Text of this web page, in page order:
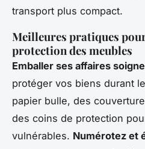
transport plus compact.
Meilleures pratiques
protection des meubles
Emballer ses affaires
protéger vos biens durant
papier bulle, des
des coins de protection
vulnérables. Numérotez et